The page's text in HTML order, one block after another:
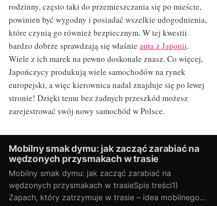
rodzinny, często taki do przemieszczania się po mieście,
powinien być wygodny i posiadać wszelkie udogodnienia,
które czynią go również bezpiecznym. W tej kwestii
bardzo dobrze sprawdzają się właśnie auta z Japonii.
Wiele z ich marek na pewno doskonale znasz. Co więcej,
Japończycy produkują wiele samochodów na rynek
europejski, a więc kierownica nadal znajduje się po lewej
stronie! Dzięki temu bez żadnych przeszkód możesz
zarejestrować swój nowy samochód w Polsce.
Mobilny smak dymu: jak zacząć zarabiać na
wędzonych przysmakach w trasie
Mobilny smak dymu: jak zacząć zarabiać na
wędzonych przysmakach w trasieSpis treści1)
Zapach, który zatrzymuje w trasie – idea mobilnego